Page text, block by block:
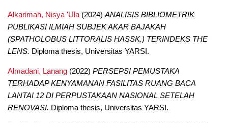
Alkarimah, Nisya 'Ula(2024)ANALISIS BIBLIOMETRIK
PUBLIKASI ILMIAH SUBJEK AKAR BAJAKAH
(SPATHOLOBUS LITTORALIS HASSK.) TERINDEKS THE
LENS. Diploma thesis, Universitas YARSI.
Almadani, Lanang(2022) PERSEPSI PEMUSTAKA
TERHADAP KENYAMANAN FASILITAS RUANG BACA
LANTAI 12 DI PERPUSTAKAAN NASIONAL SETELAH
RENOVASI. Diploma thesis, Universitas YARSI.